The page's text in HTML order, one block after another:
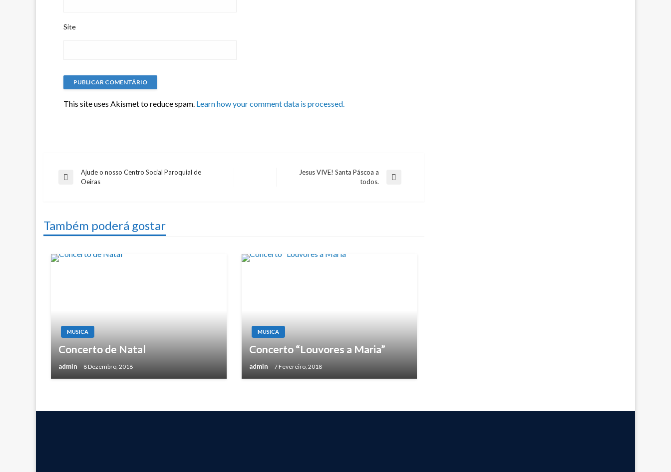
Site
This site uses Akismet to reduce spam. Learn how your comment data is processed.
Navegação
artigos
Previous
Ajude o nosso Centro Social Paroquial de
Oeiras
Jesus VIVE! Santa Páscoa a
todos.
Também poderá gostar
MUSICA
Concerto de Natal
admin 8 Dezembro, 2018
MUSICA
Concerto “Louvores a Maria”
admin 7 Fevereiro, 2018